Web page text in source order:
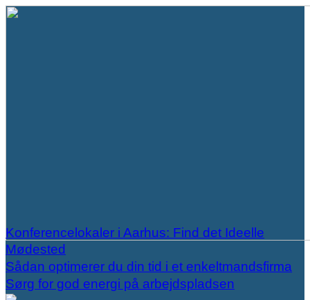
Konferencelokaler i Aarhus: Find det Ideelle
Mødested
Sådan optimerer du din tid i et enkeltmandsfirma
Sørg for god energi på arbejdspladsen